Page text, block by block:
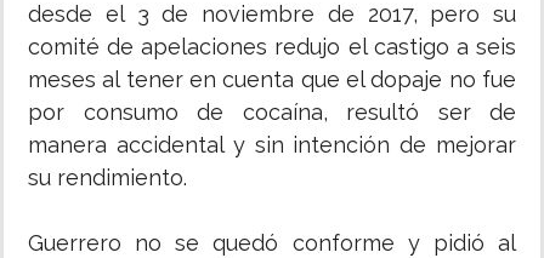
desde el 3 de noviembre de 2017, pero su
comité de apelaciones redujo el castigo a seis
meses al tener en cuenta que el dopaje no fue
por consumo de cocaína, resultó ser de
manera accidental y sin intención de mejorar
su rendimiento.
Guerrero no se quedó conforme y pidió al